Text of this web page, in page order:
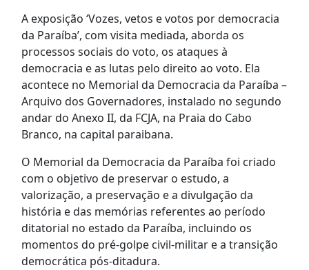
A exposição ‘Vozes, vetos e votos por democracia
da Paraíba’, com visita mediada, aborda os
processos sociais do voto, os ataques à
democracia e as lutas pelo direito ao voto. Ela
acontece no Memorial da Democracia da Paraíba –
Arquivo dos Governadores, instalado no segundo
andar do Anexo II, da FCJA, na Praia do Cabo
Branco, na capital paraibana.
O Memorial da Democracia da Paraíba foi criado
com o objetivo de preservar o estudo, a
valorização, a preservação e a divulgação da
história e das memórias referentes ao período
ditatorial no estado da Paraíba, incluindo os
momentos do pré-golpe civil-militar e a transição
democrática pós-ditadura.